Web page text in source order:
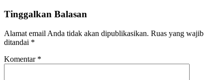
Tinggalkan Balasan
Alamat email Anda tidak akan dipublikasikan. Ruas yang wajib
ditandai *
Komentar *